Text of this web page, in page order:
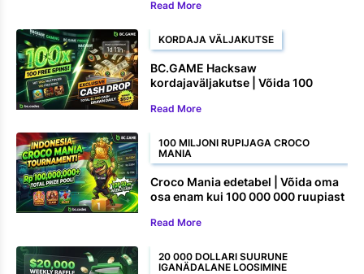
Read More
KORDAJA VÄLJAKUTSE
BC.GAME Hacksaw
kordajaväljakutse | Võida 100
Read More
100 MILJONI RUPIJAGA CROCO
MANIA
Croco Mania edetabel | Võida oma
osa enam kui 100 000 000 ruupiast
Read More
20 000 DOLLARI SUURUNE
IGANÄDALANE LOOSIMINE